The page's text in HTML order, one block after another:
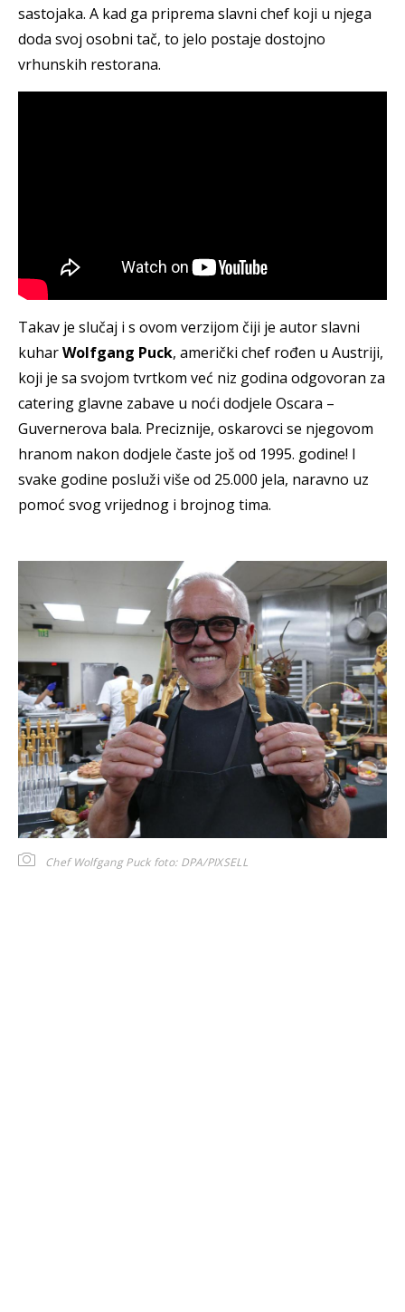
sastojaka. A kad ga priprema slavni chef koji u njega
doda svoj osobni tač, to jelo postaje dostojno
vrhunskih restorana.
Takav je slučaj i s ovom verzijom čiji je autor slavni
kuharWolfgang Puck, američki chef rođen u Austriji,
koji je sa svojom tvrtkom već niz godina odgovoran za
catering glavne zabave u noći dodjele Oscara –
Guvernerova bala. Preciznije, oskarovci se njegovom
hranom nakon dodjele časte još od 1995. godine! I
svake godine posluži više od 25.000 jela, naravno uz
pomoć svog vrijednog i brojnog tima.
Chef Wolfgang Puck foto: DPA/PIXSELL